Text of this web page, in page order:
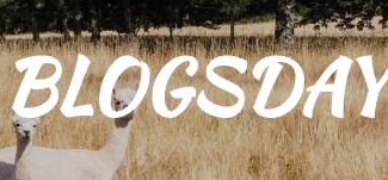
BLOGSDAY